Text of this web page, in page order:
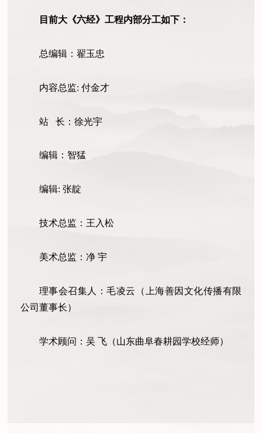
目前大《六经》工程内部分工如下：
总编辑：翟玉忠
内容总监: 付金才
站 长：徐光宇
编辑：智猛
编辑: 张靛
技术总监：王入松
美术总监：净 宇
理事会召集人：毛凌云（上海善因文化传播有限
公司董事长）
学术顾问：吴 飞（山东曲阜春耕园学校经师）